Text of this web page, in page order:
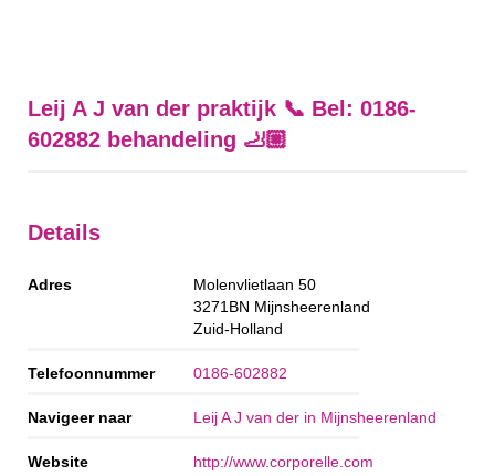
Leij A J van der praktijk 📞 Bel: 0186-
602882 behandeling 🦶🏼
Details
Adres
Molenvlietlaan 50
3271BN Mijnsheerenland
Zuid-Holland
Telefoonnummer 0186-602882
Navigeer naar Leij A J van der in Mijnsheerenland
Website http://www.corporelle.com